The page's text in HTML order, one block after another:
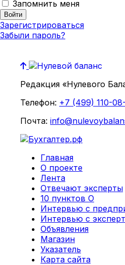
Запомнить меня
Зарегистрироваться
Забыли пароль?
Редакция «Нулевого
Телефон: +7 (499) 110-
Почта:
Главная
О проекте
Лента
Отвечают эксперты
10 пунктов О
Интервью с
Интервью с
Объявления
Магазин
Указатель
Карта сайта